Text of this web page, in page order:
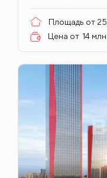
Площадь от 25
Цена от 14